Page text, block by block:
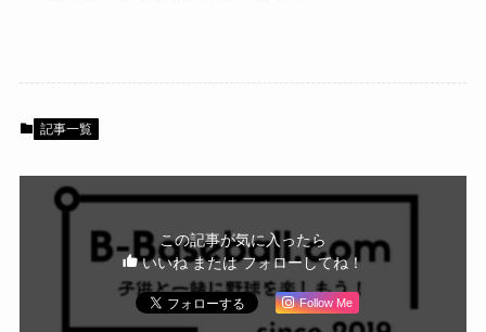
記事一覧
この記事が気に入ったら
いいね または フォローしてね！
Follow Me